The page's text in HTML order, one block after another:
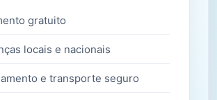
gratuito
locais e nacionais
e transporte seguro